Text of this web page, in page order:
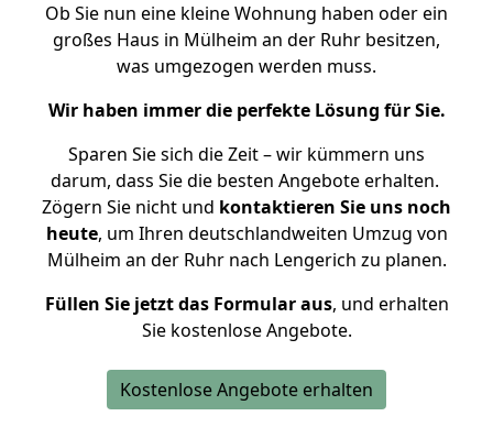
Ob Sie nun eine kleine Wohnung haben oder ein
großes Haus in Mülheim an der Ruhr besitzen,
was umgezogen werden muss.
Wir haben immer die perfekte Lösung für Sie.
Sparen Sie sich die Zeit – wir kümmern uns
darum, dass Sie die besten Angebote erhalten.
Zögern Sie nicht und kontaktieren Sie uns noch
heute, um Ihren deutschlandweiten Umzug von
Mülheim an der Ruhr nach Lengerich zu planen.
Füllen Sie jetzt das Formular aus, und erhalten
Sie kostenlose Angebote.
Kostenlose Angebote erhalten